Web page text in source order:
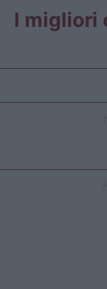
I migliori